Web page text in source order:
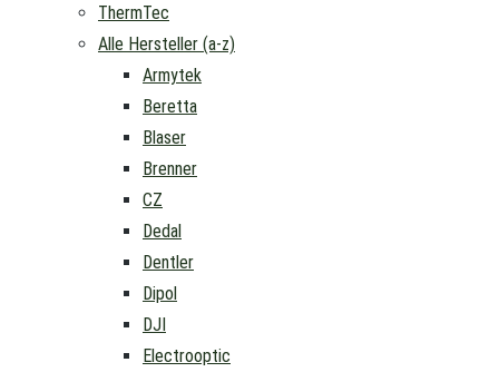
ThermTec
Alle Hersteller (a-z)
Armytek
Beretta
Blaser
Brenner
CZ
Dedal
Dentler
Dipol
DJI
Electrooptic